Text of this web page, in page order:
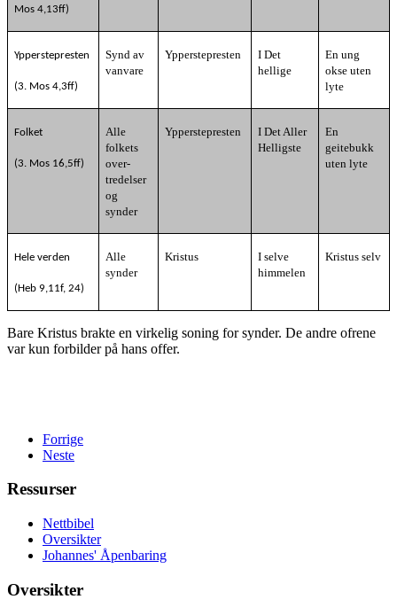
Mos 4,13ff)
Ypperstepresten
(3. Mos 4,3ff)
Synd av
vanvare
Ypperstepresten
I Det
hellige
En ung
okse uten
lyte
Folket
(3. Mos 16,5ff)
Alle
folkets
over-
tredelser
og
synder
Ypperstepresten
I Det Aller
Helligste
En
geitebukk
uten lyte
Hele verden
(Heb 9,11f, 24)
Alle
synder
Kristus
I selve
himmelen
Kristus selv
Bare Kristus brakte en virkelig soning for synder. De andre ofrene
var kun forbilder på hans offer.
Forrige
Neste
Ressurser
Nettbibel
Oversikter
Johannes' Åpenbaring
Oversikter